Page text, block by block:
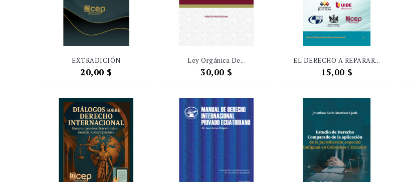
EXTRADICIÓN
Precio
20,00 $
Ley Orgánica De...
Precio
30,00 $
EL DERECHO A REPARAR...
Precio
15,00 $